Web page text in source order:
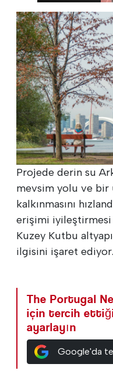
Projede derin su
mevsim yolu ve bir
kalkınmasını
erişimi iyileştirmesi
Kuzey Kutbu
ilgisini işaret ediyor.
The Portugal
için tercih
ayarlayın
Google'da